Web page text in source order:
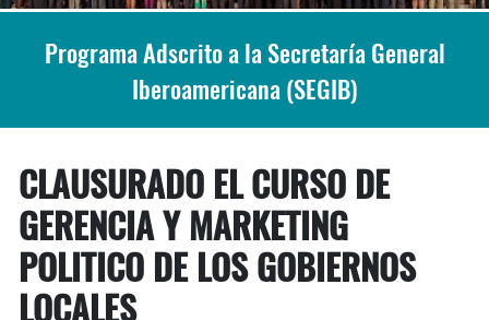
Programa Adscrito a la Secretaría General
Iberoamericana (SEGIB)
CLAUSURADO EL CURSO DE
GERENCIA Y MARKETING
POLITICO DE LOS GOBIERNOS
LOCALES